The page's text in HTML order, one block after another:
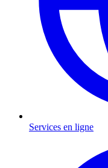
Services en ligne